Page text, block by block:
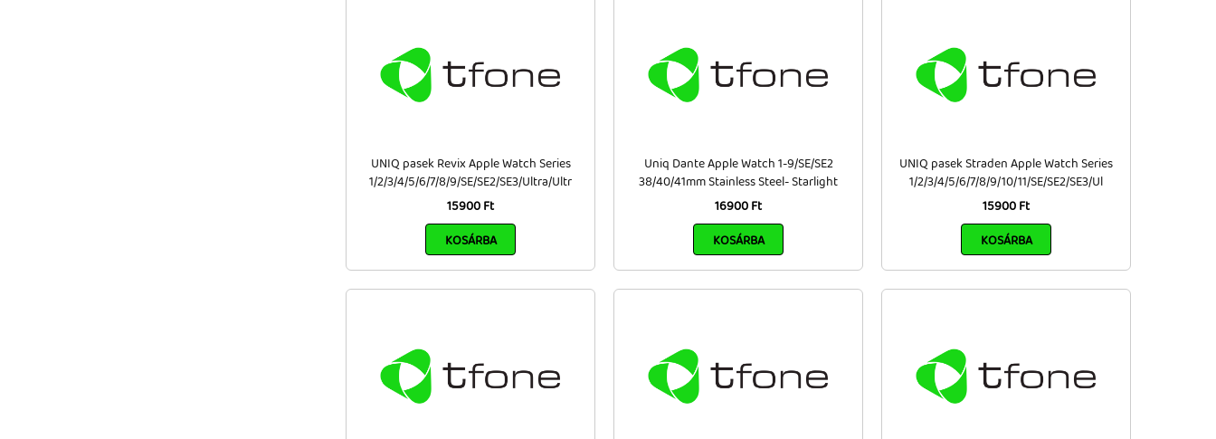
UNIQ pasek Revix Apple Watch Series
1/2/3/4/5/6/7/8/9/SE/SE2/SE3/Ultra/Ultr
15900 Ft
KOSÁRBA
Uniq Dante Apple Watch 1-9/SE/SE2
38/40/41mm Stainless Steel- Starlight
16900 Ft
KOSÁRBA
UNIQ pasek Straden Apple Watch Series
1/2/3/4/5/6/7/8/9/10/11/SE/SE2/SE3/Ul
15900 Ft
KOSÁRBA